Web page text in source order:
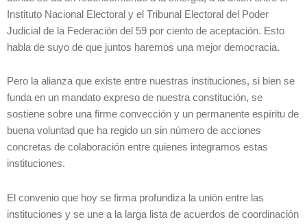
Instituto Nacional Electoral y el Tribunal Electoral del Poder
Judicial de la Federación del 59 por ciento de aceptación. Esto
habla de suyo de que juntos haremos una mejor democracia.
Pero la alianza que existe entre nuestras instituciones, si bien se
funda en un mandato expreso de nuestra constitución, se
sostiene sobre una firme convección y un permanente espíritu de
buena voluntad que ha regido un sin número de acciones
concretas de colaboración entre quienes integramos estas
instituciones.
El convenio que hoy se firma profundiza la unión entre las
instituciones y se une a la larga lista de acuerdos de coordinación